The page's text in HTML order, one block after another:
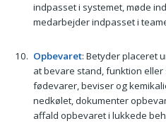
indpasset i systemet, møde
medarbejder indpasset i
Opbevaret: Betyder placeret
at bevare stand, funktion eller
fødevarer, beviser og
nedkølet, dokumenter
affald opbevaret i lukkede